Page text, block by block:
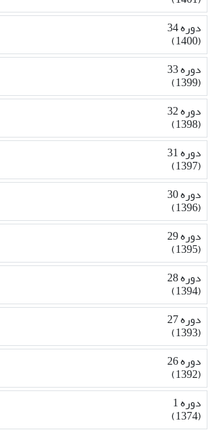
دوره 34
(1400)
دوره 33
(1399)
دوره 32
(1398)
دوره 31
(1397)
دوره 30
(1396)
دوره 29
(1395)
دوره 28
(1394)
دوره 27
(1393)
دوره 26
(1392)
دوره 1
(1374)